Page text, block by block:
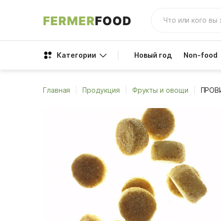
Категории Новый год Non-food
Главная Продукция Фрукты и овощи